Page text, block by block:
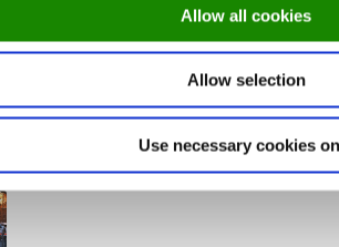
Allow all cookies
Allow selection
Use necessary cookies
3 saaristoravintolaa, jotka